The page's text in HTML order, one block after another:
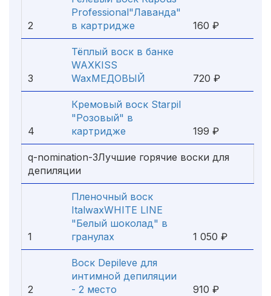
2
Professional"Лаванда"
в картридже
160 ₽
3
Тёплый воск в банке
WAXKISS
WaxМЕДОВЫЙ
720 ₽
4
Кремовый воск Starpil
"Розовый" в
картридже
199 ₽
q-nomination-3Лучшие горячие воски для
депиляции
1
Пленочный воск
ItalwaxWHITE LINE
"Белый шоколад" в
гранулах
1 050 ₽
2
Воск Depileve для
интимной депиляции
- 2 место
910 ₽